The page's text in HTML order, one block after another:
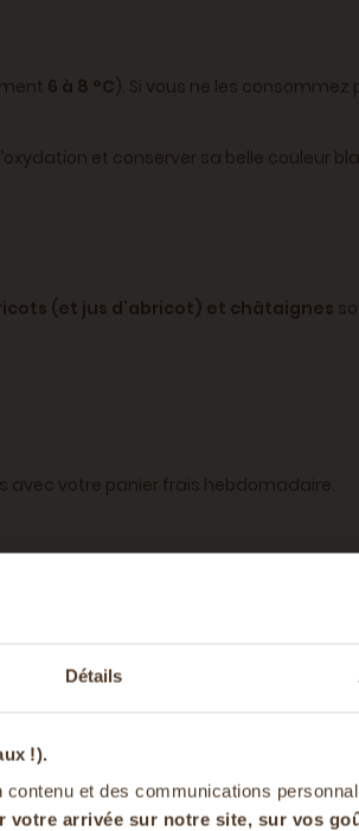
Détails
!).
et des communications
votre arrivée sur notre site, sur vos
6 à 8 °C ). Si vous ne les
et conserver sa belle couleur
(et jus d’abricot) et châtaignes
avec votre panier frais hebdomadaire.
-20%
en vous